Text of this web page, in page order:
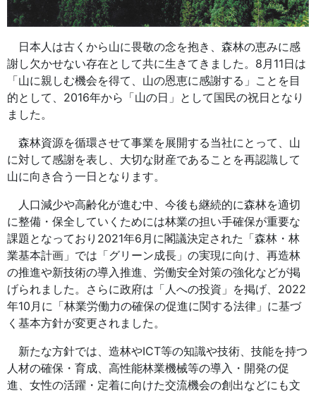
日本人は古くから山に畏敬の念を抱き、森林の恵みに感
謝し欠かせない存在として共に生きてきました。8月11日は
「山に親しむ機会を得て、山の恩恵に感謝する」ことを目
的として、2016年から「山の日」として国民の祝日となり
ました。
森林資源を循環させて事業を展開する当社にとって、山
に対して感謝を表し、大切な財産であることを再認識して
山に向き合う一日となります。
人口減少や高齢化が進む中、今後も継続的に森林を適切
に整備・保全していくためには林業の担い手確保が重要な
課題となっており2021年6月に閣議決定された「森林・林
業基本計画」では「グリーン成長」の実現に向け、再造林
の推進や新技術の導入推進、労働安全対策の強化などが掲
げられました。さらに政府は「人への投資」を掲げ、2022
年10月に「林業労働力の確保の促進に関する法律」に基づ
く基本方針が変更されました。
新たな方針では、造林やICT等の知識や技術、技能を持つ
人材の確保・育成、高性能林業機械等の導入・開発の促
進、女性の活躍・定着に向けた交流機会の創出などにも文